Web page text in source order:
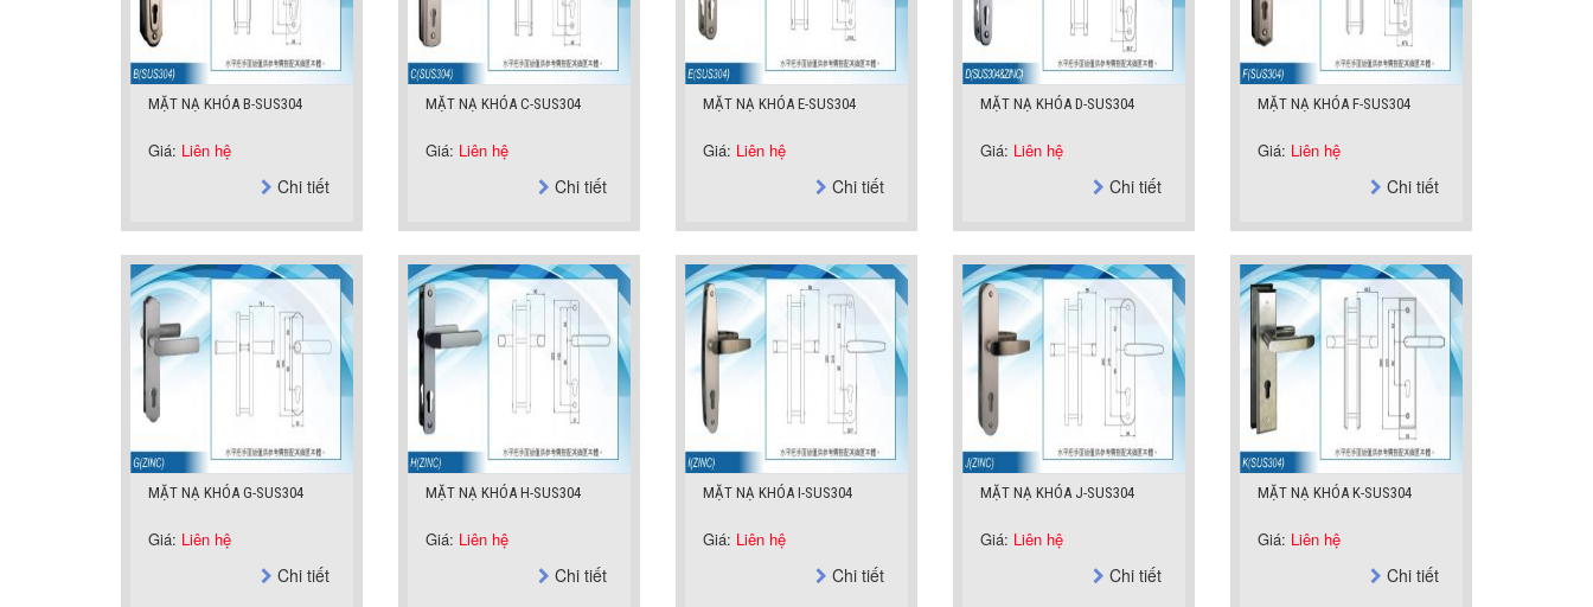
MẶT NẠ KHÓA B-SUS304
Giá: Liên hệ
Chi tiết
MẶT NẠ KHÓA C-SUS304
Giá: Liên hệ
Chi tiết
MẶT NẠ KHÓA E-SUS304
Giá: Liên hệ
Chi tiết
MẶT NẠ KHÓA D-SUS304
Giá: Liên hệ
Chi tiết
MẶT NẠ KHÓA F-SUS304
Giá: Liên hệ
Chi tiết
MẶT NẠ KHÓA G-SUS304
Giá: Liên hệ
Chi tiết
MẶT NẠ KHÓA H-SUS304
Giá: Liên hệ
Chi tiết
MẶT NẠ KHÓA I-SUS304
Giá: Liên hệ
Chi tiết
MẶT NẠ KHÓA J-SUS304
Giá: Liên hệ
Chi tiết
MẶT NẠ KHÓA K-SUS304
Giá: Liên hệ
Chi tiết